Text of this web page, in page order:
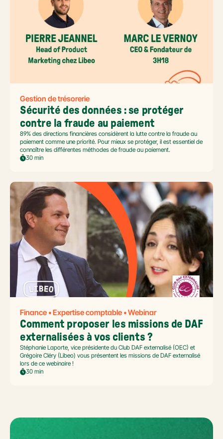
Gestion de trésorerie
Sécurité des données : se protéger
contre la fraude au paiement
89% des directions financières considèrent la lutte contre la fraude au
paiement comme une priorité. Pour mieux se protéger, il est essentiel de
connaître les différentes méthodes de fraude au paiement.
30 min
Finance • Expertise comptable • Webinar
Comment proposer les missions de DAF
externalisées à vos clients ?
Stéphanie Laporte, vice présidente du Club DAF externalisé (OEC) et
Grégoire Cléry (Libeo) vous présentent les missions de DAF externalisé
lors de ce webinaire !
30 min